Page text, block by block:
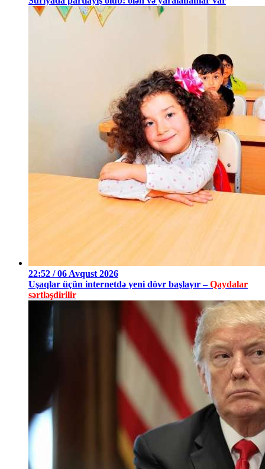
22:52 / 06 Avqust 2026
Uşaqlar üçün internetdə yeni dövr başlayır –Qaydalar
sərtləşdirilir